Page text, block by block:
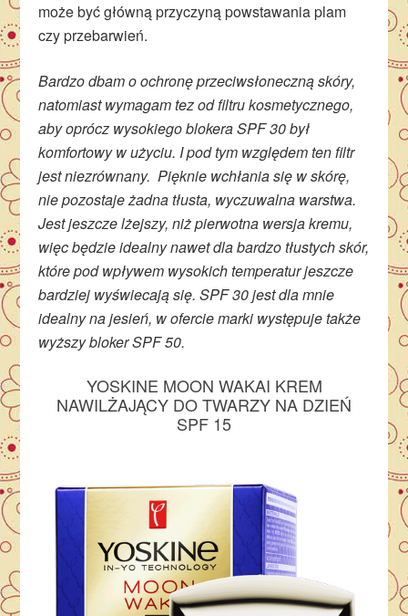
może być główną przyczyną powstawania plam
czy przebarwień.
Bardzo dbam o ochronę przeciwsłoneczną skóry,
natomiast wymagam tez od filtru kosmetycznego,
aby oprócz wysokiego blokera SPF 30 był
komfortowy w użyciu. I pod tym względem ten filtr
jest niezrównany. Pięknie wchłania się w skórę,
nie pozostaje żadna tłusta, wyczuwalna warstwa.
Jest jeszcze lżejszy, niż pierwotna wersja kremu,
więc będzie idealny nawet dla bardzo tłustych skór,
które pod wpływem wysokich temperatur jeszcze
bardziej wyświecają się. SPF 30 jest dla mnie
idealny na jesień, w ofercie marki występuje także
wyższy bloker SPF 50.
YOSKINE MOON WAKAI KREM
NAWILŻAJĄCY DO TWARZY NA DZIEŃ
SPF 15